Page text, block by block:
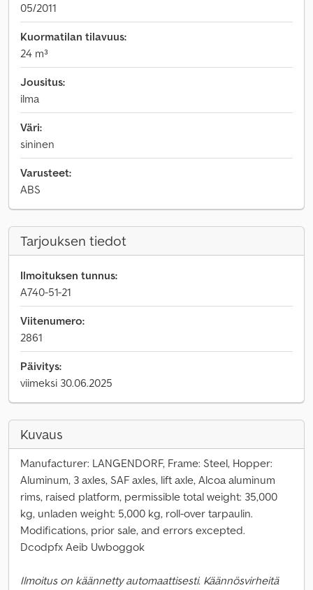
05/2011
Kuormatilan tilavuus:
24 m³
Jousitus:
ilma
Väri:
sininen
Varusteet:
ABS
Tarjouksen tiedot
Ilmoituksen tunnus:
A740-51-21
Viitenumero:
2861
Päivitys:
viimeksi 30.06.2025
Kuvaus
Manufacturer: LANGENDORF, Frame: Steel, Hopper:
Aluminum, 3 axles, SAF axles, lift axle, Alcoa aluminum
rims, raised platform, permissible total weight: 35,000
kg, unladen weight: 5,000 kg, roll-over tarpaulin.
Modifications, prior sale, and errors excepted.
Dcodpfx Aeib Uwboggok
Ilmoitus on käännetty automaattisesti. Käännösvirheitä